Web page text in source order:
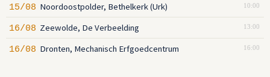
10:00
15/08 Noordoostpolder, Bethelkerk (Urk)
13:00
16/08 Zeewolde, De Verbeelding
16:00
16/08 Dronten, Mechanisch Erfgoedcentrum